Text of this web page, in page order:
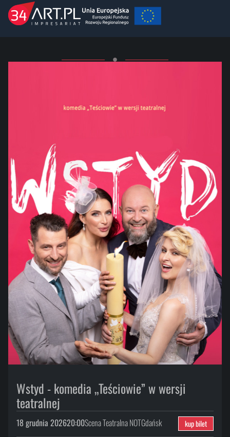
Wstyd - komedia „Teściowie” w wersji
teatralnej
18 grudnia 202620:00Scena Teatralna NOTGdańsk kup bilet